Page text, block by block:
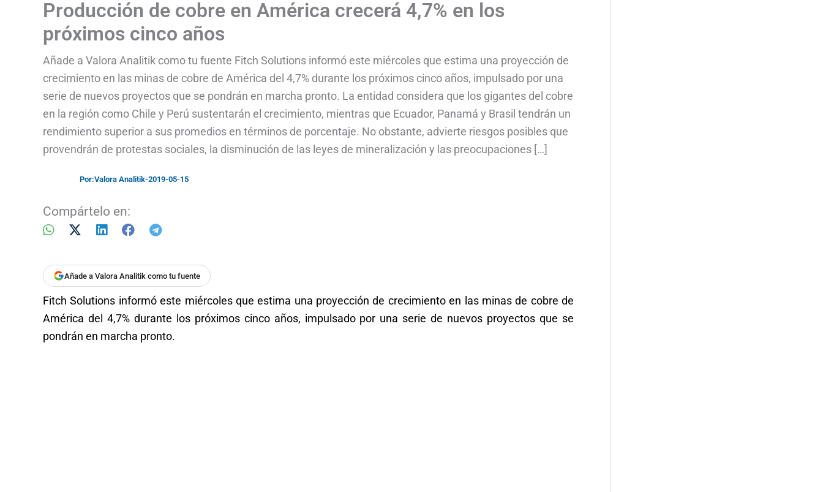
Producción de cobre en América crecerá 4,7% en los
próximos cinco años
Añade a Valora Analitik como tu fuente Fitch Solutions informó este miércoles que estima una proyección de
crecimiento en las minas de cobre de América del 4,7% durante los próximos cinco años, impulsado por una
serie de nuevos proyectos que se pondrán en marcha pronto. La entidad considera que los gigantes del cobre
en la región como Chile y Perú sustentarán el crecimiento, mientras que Ecuador, Panamá y Brasil tendrán un
rendimiento superior a sus promedios en términos de porcentaje. No obstante, advierte riesgos posibles que
provendrán de protestas sociales, la disminución de las leyes de mineralización y las preocupaciones […]
Por:Valora Analitik-2019-05-15
Compártelo en:
Añade a Valora Analitik como tu fuente
Fitch Solutions informó este miércoles que estima una proyección de crecimiento en las minas de cobre de
América del 4,7% durante los próximos cinco años, impulsado por una serie de nuevos proyectos que se
pondrán en marcha pronto.